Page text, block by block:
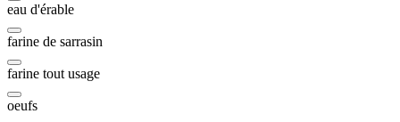
eau d'érable
farine de sarrasin
farine tout usage
oeufs